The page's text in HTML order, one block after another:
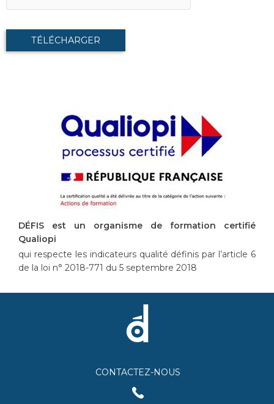
DÉFIS est un organisme de formation certifié
Qualiopi
qui respecte les indicateurs qualité définis par l’article 6
de la loi n° 2018-771 du 5 septembre 2018
CONTACTEZ-NOUS